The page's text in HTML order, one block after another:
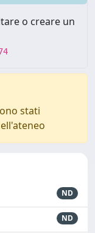
o creare un
stati
ND
ND